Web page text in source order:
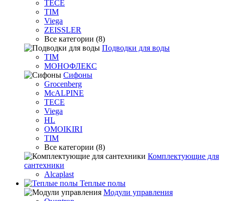
TECE
TIM
Viega
ZEISSLER
Все категории (8)
Подводки для воды
TIM
МОНОФЛЕКС
Сифоны
Grocenberg
McALPINE
TECE
Viega
HL
OMOIKIRI
TIM
Все категории (8)
Комплектующие для
сантехники
Alcaplast
Теплые полы
Модули управления